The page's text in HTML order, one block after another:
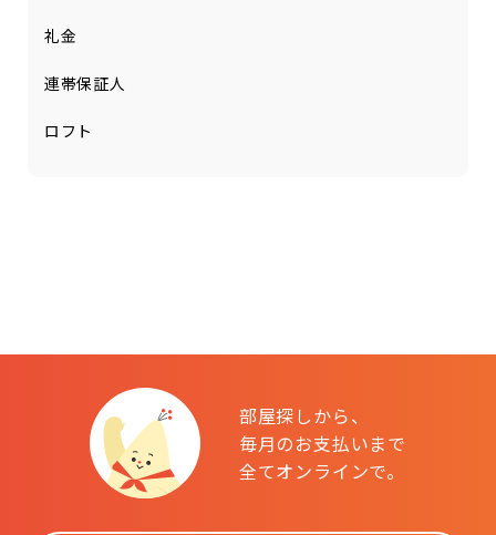
礼金
連帯保証人
ロフト
部屋探しから、
毎月のお支払いまで
全てオンラインで。